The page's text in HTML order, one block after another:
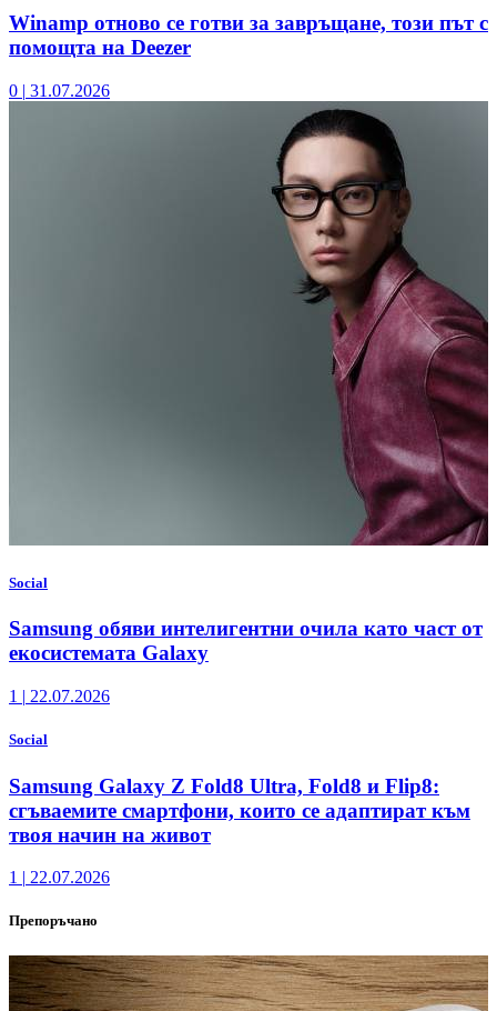
Winamp отново се готви за завръщане, този път с
помощта на Deezer
0 | 31.07.2026
Social
Samsung обяви интелигентни очила като част от
екосистемата Galaxy
1 | 22.07.2026
Social
Samsung Galaxy Z Fold8 Ultra, Fold8 и Flip8:
сгъваемите смартфони, които се адаптират към
твоя начин на живот
1 | 22.07.2026
Препоръчано